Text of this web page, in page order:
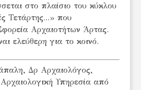
στο πλαίσιο του κύκλου
Τετάρτης...» που
Αρχαιοτήτων Άρτας.
ελεύθερη για το κοινό.
Δρ Αρχαιολόγος,
Υπηρεσία από